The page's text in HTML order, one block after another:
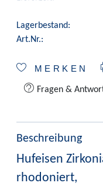
Lagerbestand:
Art.Nr.:
MERKEN
Fragen &
Beschreibung
Hufeisen
rhodoniert,